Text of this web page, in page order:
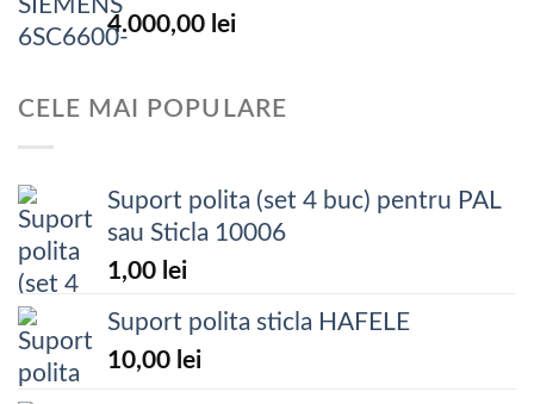
4.000,00 lei
CELE MAI POPULARE
Suport polita (set 4 buc) pentru PAL
sau Sticla 10006
1,00 lei
Suport polita sticla HAFELE
10,00 lei